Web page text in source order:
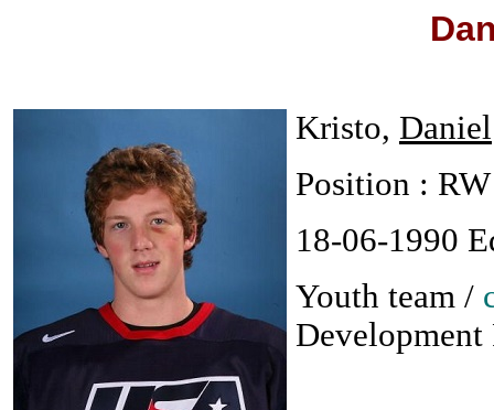
Kristo, Daniel
Position : RW
18-06-1990
Youth team /
Development